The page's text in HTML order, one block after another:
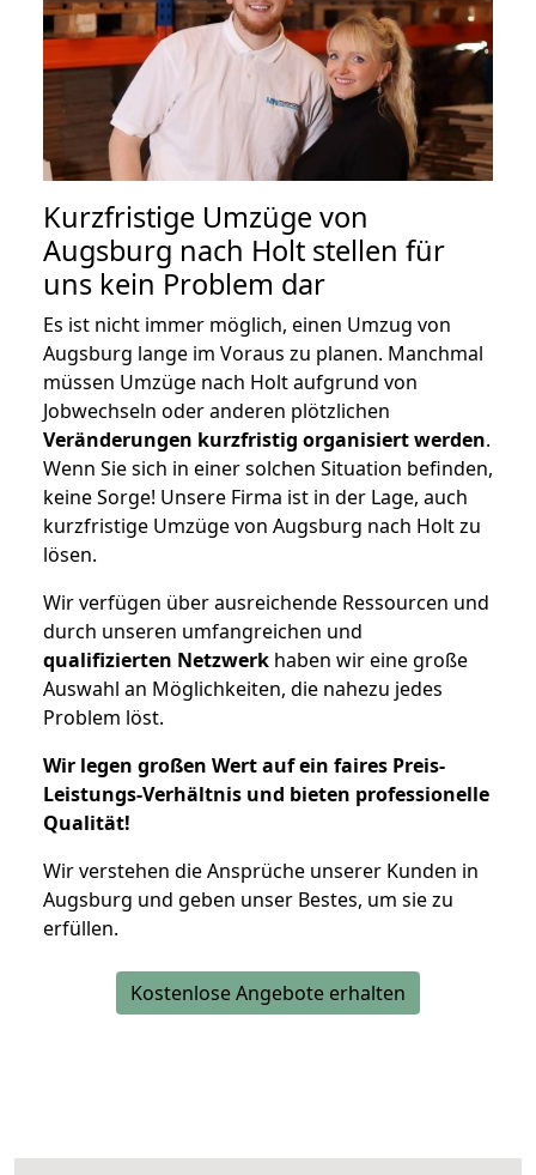
Kurzfristige Umzüge von
Augsburg nach Holt stellen für
uns kein Problem dar
Es ist nicht immer möglich, einen Umzug von
Augsburg lange im Voraus zu planen. Manchmal
müssen Umzüge nach Holt aufgrund von
Jobwechseln oder anderen plötzlichen
Veränderungen kurzfristig organisiert werden.
Wenn Sie sich in einer solchen Situation befinden,
keine Sorge! Unsere Firma ist in der Lage, auch
kurzfristige Umzüge von Augsburg nach Holt zu
lösen.
Wir verfügen über ausreichende Ressourcen und
durch unseren umfangreichen und
qualifizierten Netzwerk haben wir eine große
Auswahl an Möglichkeiten, die nahezu jedes
Problem löst.
Wir legen großen Wert auf ein faires Preis-
Leistungs-Verhältnis und bieten professionelle
Qualität!
Wir verstehen die Ansprüche unserer Kunden in
Augsburg und geben unser Bestes, um sie zu
erfüllen.
Kostenlose Angebote erhalten